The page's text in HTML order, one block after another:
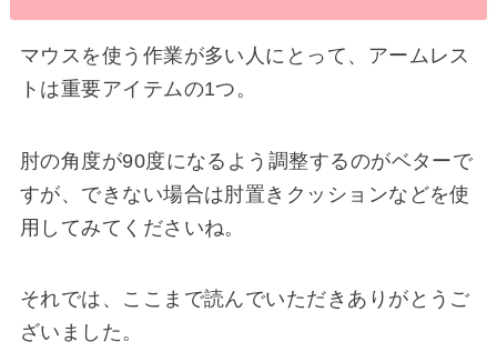
マウスを使う作業が多い人にとって、アームレス
トは重要アイテムの1つ。
肘の角度が90度になるよう調整するのがベターで
すが、できない場合は肘置きクッションなどを使
用してみてくださいね。
それでは、ここまで読んでいただきありがとうご
ざいました。